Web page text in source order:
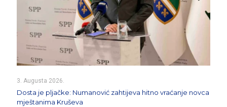
3. Augusta 2026.
Dosta je pljačke: Numanović zahtijeva hitno vraćanje novca
mještanima Kruševa